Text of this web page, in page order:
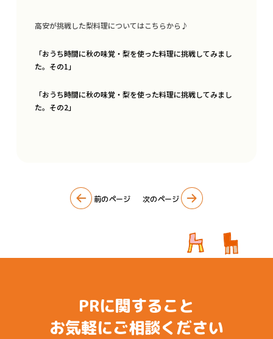
クリエイティブデザイン
サイン・看板
Q&A
著作権について
高安が挑戦した梨料理についてはこちらから♪
「おうち時間に秋の味覚・梨を使った料理に挑戦してみまし
た。その1」
「おうち時間に秋の味覚・梨を使った料理に挑戦してみまし
た。その2」
前のページ 次のページ
PRに関すること
お気軽にご相談ください